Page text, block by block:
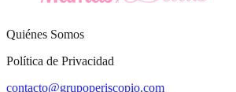
Quiénes Somos
Política de Privacidad
contacto@grupoperiscopio.com